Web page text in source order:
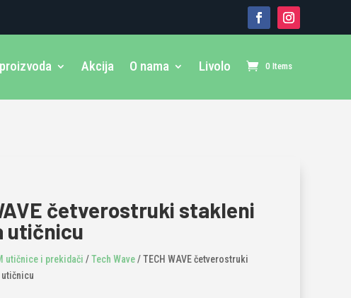
Akcija O nama Livolo 0 Items
četverostruki stakleni
utičnicu
utičnice i prekidači /Tech Wave/ TECH WAVE četverostruki